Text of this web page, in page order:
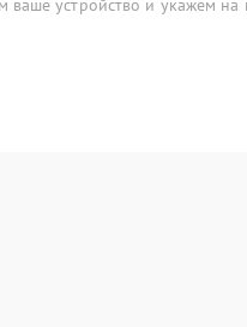
устройство и укажем на